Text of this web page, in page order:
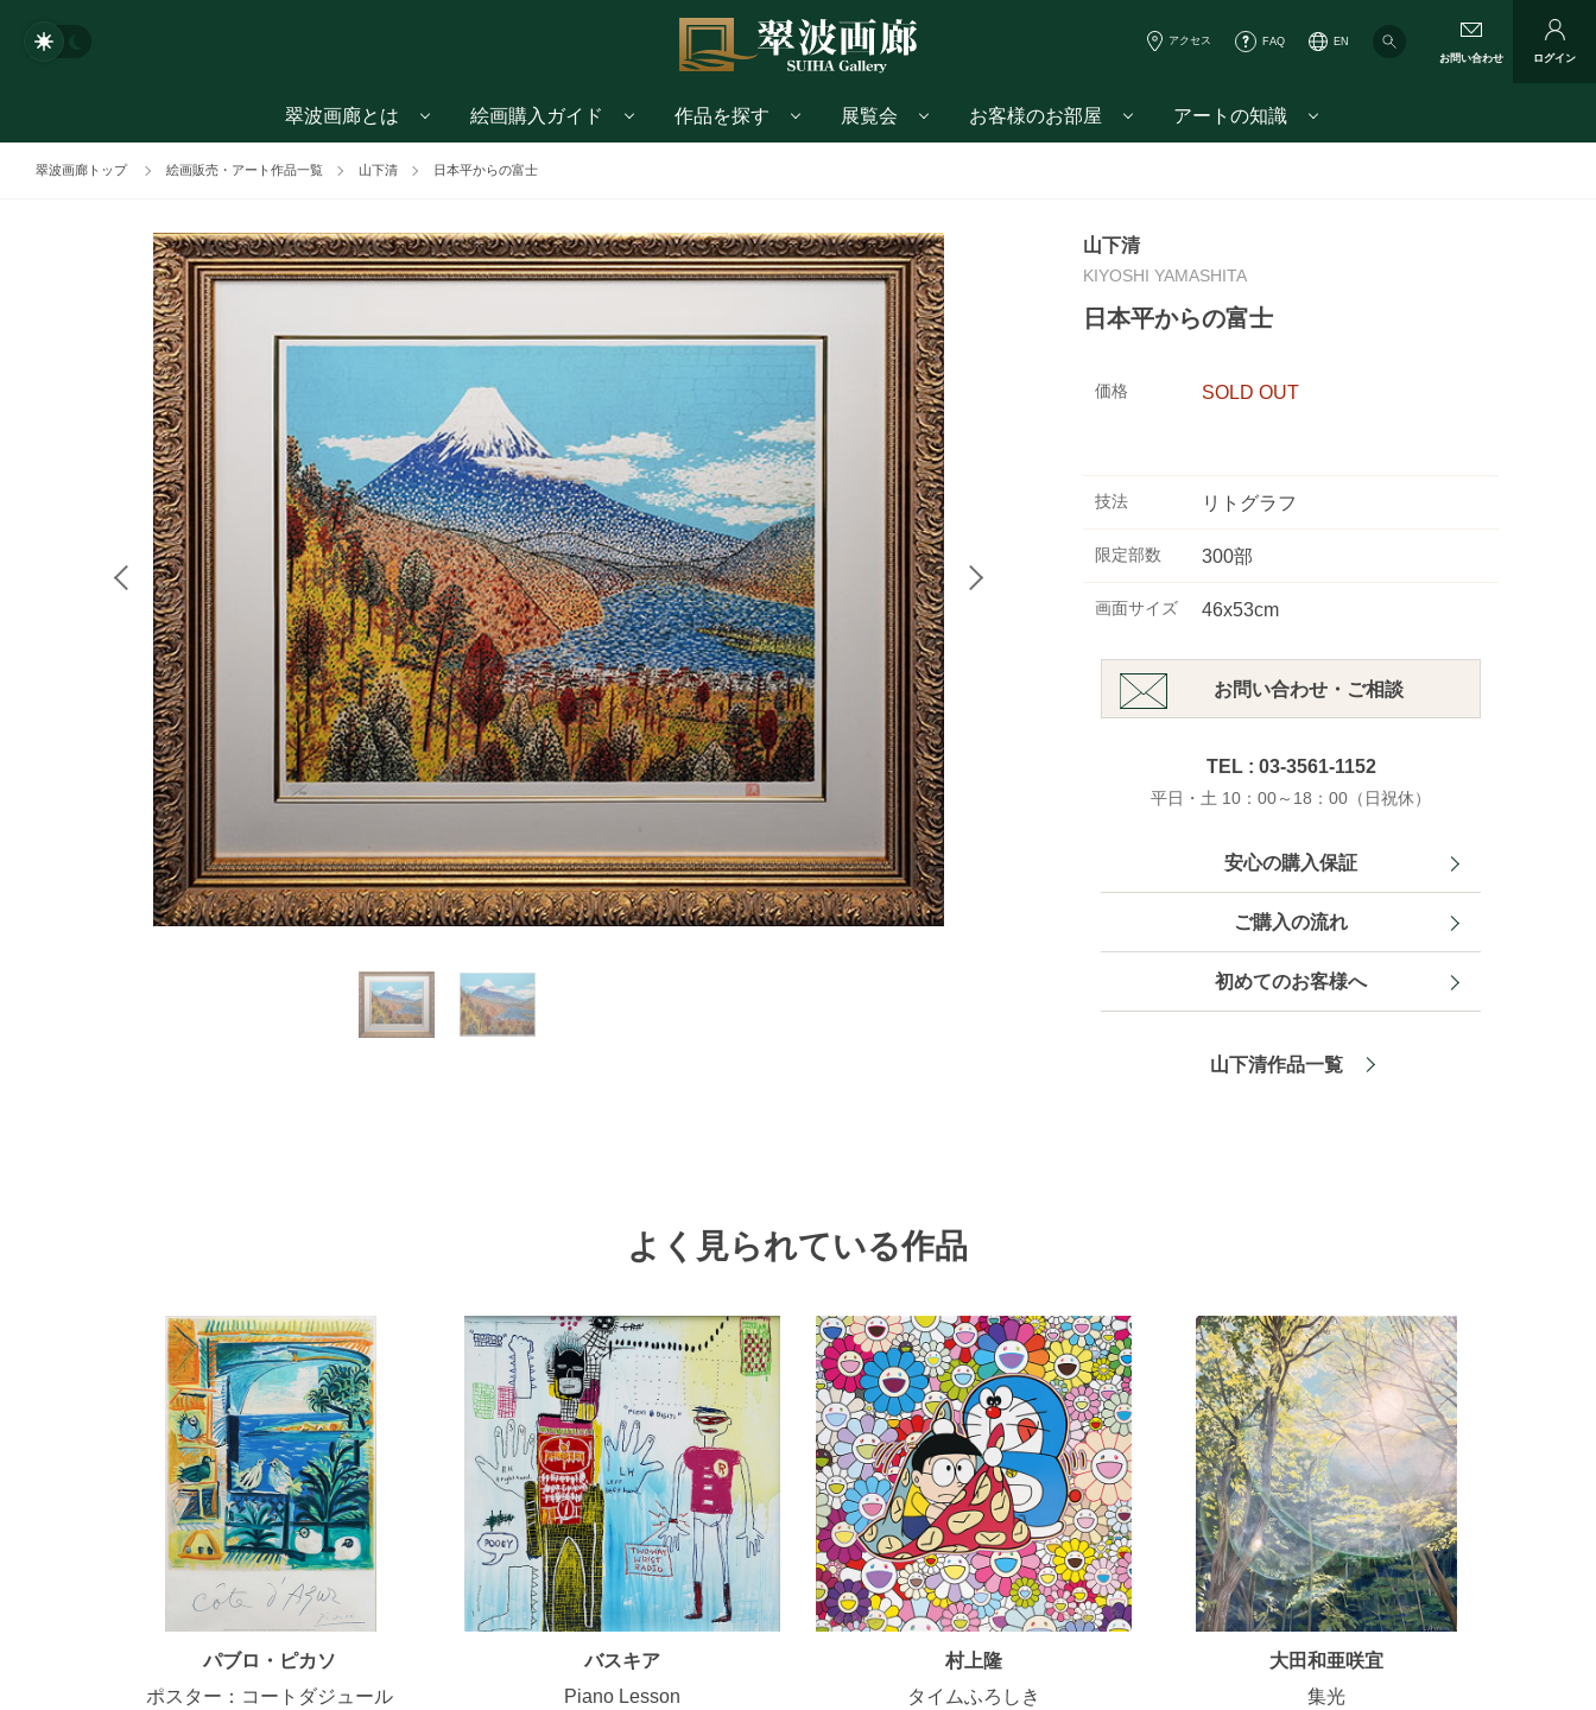
アクセス FAQ
EN
お問い合わせ
ログイン
翠波画廊とは 絵画購入ガイド 作品を探す 展覧会 お客様のお部屋 アートの知識
翠波画廊トップ 絵画販売・アート作品一覧 山下清 日本平からの富士
山下清
KIYOSHI YAMASHITA
日本平からの富士
価格 SOLD OUT
技法 リトグラフ
限定部数 300部
画面サイズ 46x53cm
お問い合わせ・ご相談
TEL : 03-3561-1152
平日・土 10：00～18：00（日祝休）
安心の購入保証
ご購入の流れ
初めてのお客様へ
山下清作品一覧
よく見られている作品
パブロ・ピカソ
ポスター：コートダジュール
バスキア
Piano Lesson
村上隆
タイムふろしき
大田和亜咲宜
集光